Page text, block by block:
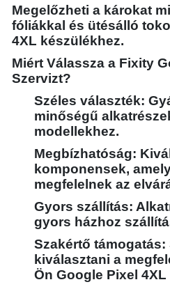
Megelőzheti a károkat
fóliákkal és ütésálló
4XL készülékhez.
Miért Válassza a Fixity
Szervizt?
Széles választék:
minőségű
modellekhez.
Megbízhatóság:
komponensek,
megfelelnek az
Gyors szállítás:
gyors házhoz
Szakértő támogatás:
kiválasztani a
Ön Google Pixel